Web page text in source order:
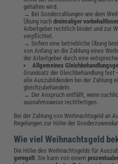
gehalten wird.
→ Bei Sonderzahlungen wie dem
Übung nachdreimaliger
Arbeitgeber rechtlich bindet und zur
verpflichtet.
→ Sofern eine betriebliche Übung
von Anfang an die Zahlung eines
der Arbeitgeber durch eine
Allgemeines
Grundsatz der Gleichbehandlung fest
alle Auszubildenden bei der Zahlung
gleichzubehandeln.
→ Der Anspruch entfällt, wenn
ausnahmsweise rechtfertigen.
Bei der Zahlung von Weihnachtsgeld an
Regelungen zur Höhe der
Wie viel Weihnachtsgeld
Die Höhe des Weihnachtsgelds für
geregelt . Sie kann von einem